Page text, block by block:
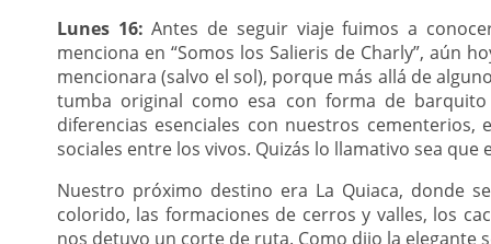
Lunes 16: Antes de seguir viaje fuimos a
menciona en “Somos los Salieris de Charly”, aún
mencionara (salvo el sol), porque más allá de
tumba original como esa con forma de
diferencias esenciales con nuestros
sociales entre los vivos. Quizás lo llamativo sea
Nuestro próximo destino era La Quiaca, donde
colorido, las formaciones de cerros y valles, los
nos detuvo un corte de ruta. Como dijo la elegante